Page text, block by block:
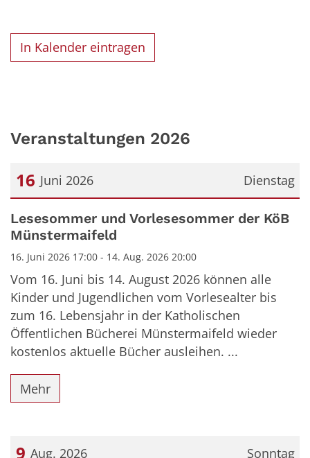
In Kalender eintragen
Veranstaltungen 2026
Dienstag
16 Juni 2026
Datum: 16. Juni 2026
Lesesommer und Vorlesesommer der KöB
Münstermaifeld
16. Juni 2026 17:00 - 14. Aug. 2026 20:00
Vom 16. Juni bis 14. August 2026 können alle
Kinder und Jugendlichen vom Vorlesealter bis
zum 16. Lebensjahr in der Katholischen
Öffentlichen Bücherei Münstermaifeld wieder
kostenlos aktuelle Bücher ausleihen. ...
Mehr
Sonntag
9 Aug. 2026